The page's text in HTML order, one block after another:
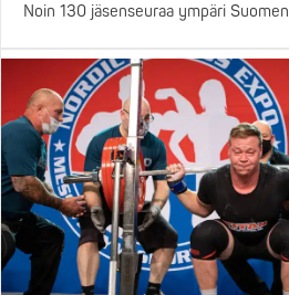
Noin 130 jäsenseuraa ympäri Suomen